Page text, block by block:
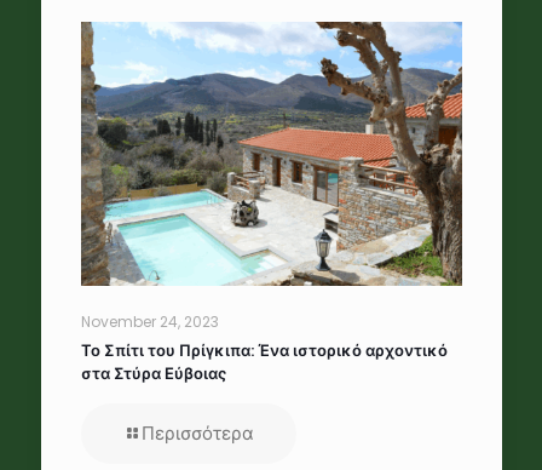
November 24, 2023
Το Σπίτι του Πρίγκιπα: Ένα ιστορικό αρχοντικό
στα Στύρα Εύβοιας
Περισσότερα